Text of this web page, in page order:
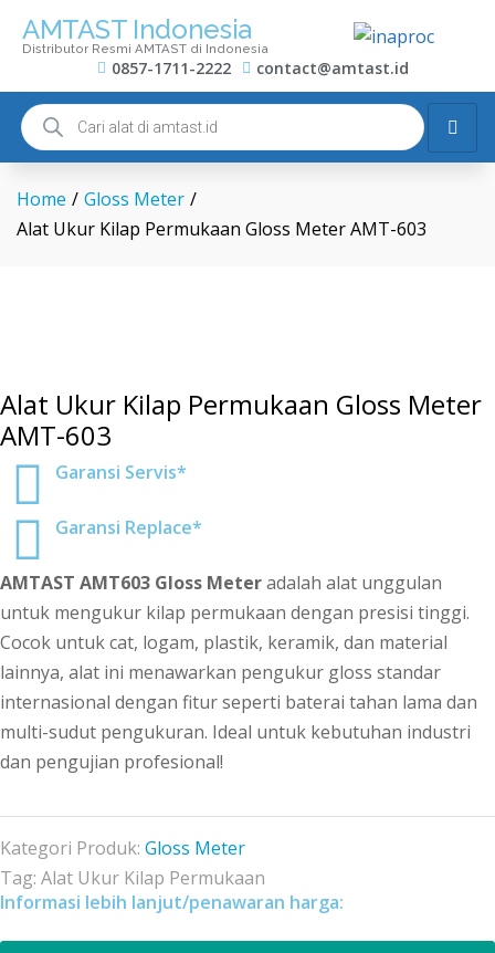
AMTAST Indonesia
Distributor Resmi AMTAST di Indonesia
0857-1711-2222 contact@amtast.id
Home / Gloss Meter /
Alat Ukur Kilap Permukaan Gloss Meter AMT-603
Alat Ukur Kilap Permukaan Gloss Meter
AMT-603
Garansi Servis*
Garansi Replace*
AMTAST AMT603 Gloss Meteradalah alat unggulan
untuk mengukur kilap permukaan dengan presisi tinggi.
Cocok untuk cat, logam, plastik, keramik, dan material
lainnya, alat ini menawarkan pengukur gloss standar
internasional dengan fitur seperti baterai tahan lama dan
multi-sudut pengukuran. Ideal untuk kebutuhan industri
dan pengujian profesional!
Kategori Produk: Gloss Meter
Tag: Alat Ukur Kilap Permukaan
Informasi lebih lanjut/penawaran harga: